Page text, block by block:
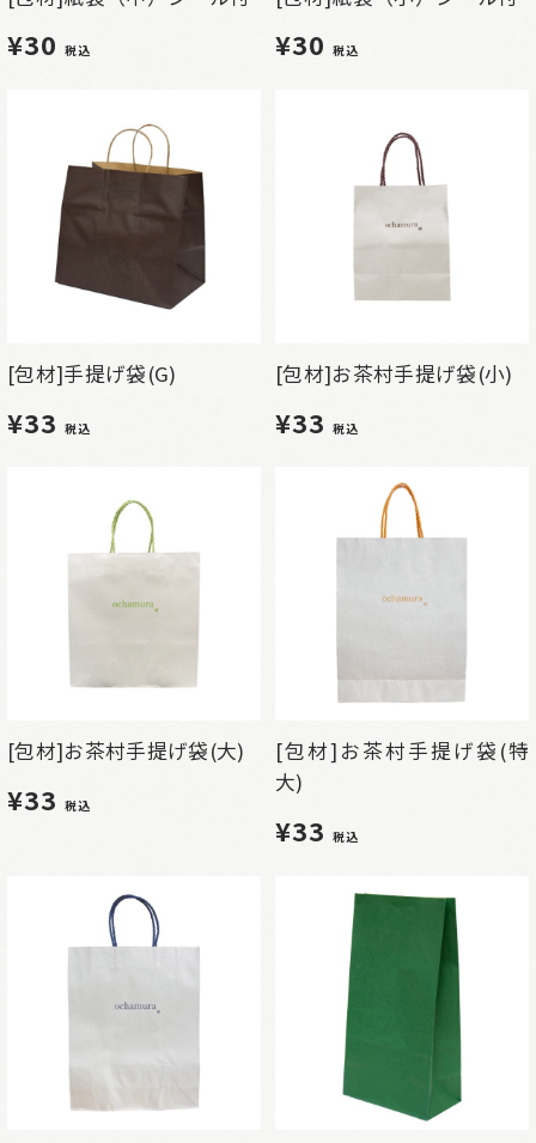
¥30税込 ¥30税込
[包材]手提げ袋(G)
¥33税込
[包材]お茶村手提げ袋(小)
¥33税込
[包材]お茶村手提げ袋(大)
¥33税込
[包材]お茶村手提げ袋(特
大)
¥33税込